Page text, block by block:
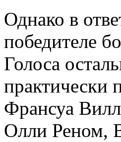
Однако в
победителе
Голоса
практически
Франсуа
Олли Реном,